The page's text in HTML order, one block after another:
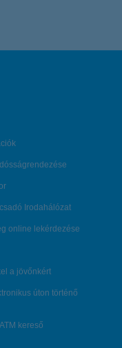
Irodahálózat
online lekérdezése
a jövőnkért
úton történő
kereső